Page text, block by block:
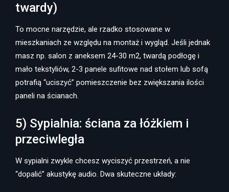
twardy)
To mocne narzędzie, ale rzadko stosowane w
mieszkaniach ze względu na montaż i wygląd. Jeśli jednak
masz np. salon z aneksem 24-30 m2, twardą podłogę i
mało tekstyliów, 2-3 panele sufitowe nad stołem lub sofą
potrafią “uciszyć” pomieszczenie bez zwiększania ilości
paneli na ścianach.
5) Sypialnia: ściana za łóżkiem i
przeciwległa
W sypialni zwykle chcesz wyciszyć przestrzeń, a nie
“dopalić” akustykę audio. Dwa skuteczne układy: